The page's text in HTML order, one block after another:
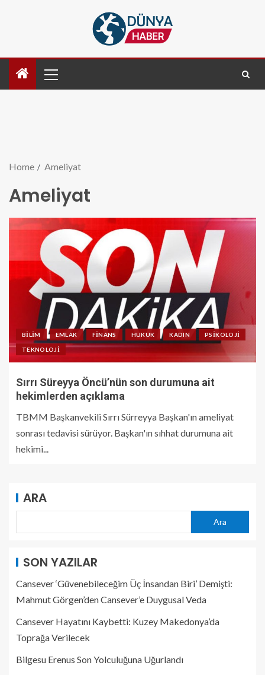
Home Ameliyat
Ameliyat
BILIM EMLAK FINANS HUKUK KADIN PSIKOLOJI
TEKNOLOJI
Sırrı Süreyya Öncü’nün son durumuna ait
hekimlerden açıklama
TBMM Başkanvekili Sırrı Sürreyya Başkan'ın ameliyat
sonrası tedavisi sürüyor. Başkan'ın sıhhat durumuna ait
hekimi...
ARA
Ara
SON YAZILAR
Cansever ‘Güvenebileceğim Üç İnsandan Biri’ Demişti:
Mahmut Görgen’den Cansever’e Duygusal Veda
Cansever Hayatını Kaybetti: Kuzey Makedonya’da
Toprağa Verilecek
Bilgesu Erenus Son Yolculuğuna Uğurlandı